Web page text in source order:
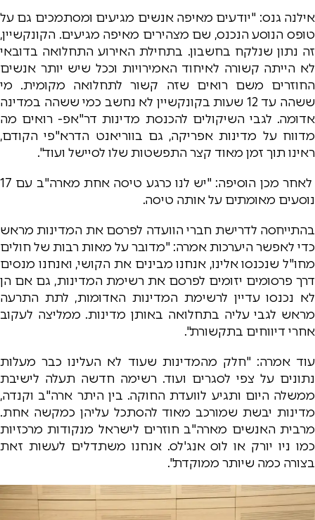
אילנה גנס: "יודעים מאיפה אנשים מגיעים ומסתמכים גם על
טופס הנוסע הנכנס, שם מצהירים מאיפה מגיעים. הקונקשיין,
זה נתון שנלקח בחשבון. בתחילת האירוע התחלואה בדובאי
לא הייתה קשורה לאיחוד האמירויות וככל שיש יותר אנשים
החוזרים משם רואים שזה קשור לתחלואה מקומית. מי
ששהה עד 12 שעות בקונקשיין לא נחשב כמי ששהה במדינה
אדומה. לגבי השיקולים להכנסת מדינות דר"אפ- רואים מה
מדווח על מדינות אפריקה, גם בווריאנט הדרא"פי הקודם,
ראינו תוך זמן מאוד קצר התפשטות שלו לסיישל ועוד".
לאחר מכן הוסיפה: "יש לנו כרגע טיסה אחת מארה"ב עם 17
נוסעים מאומתים על אותה טיסה.
בהתייחסה לדרישת חברי הוועדה לפרסם את המדינות מראש
כדי לאפשר היערכות אמרה: "מדובר על מאות רבות של חולים
מחו"ל שנכנסו אלינו, אנחנו מבינים את הקושי, ואנחנו מנסים
דרך פרסומים יזומים לפרסם את רשימת המדינות, גם אם הן
לא נכנסו עדיין לרשימת המדינות האדומות, לתת התרעה
מראש לגבי עליה בתחלואה באותן מדינות. ממליצה לעקוב
אחרי דיווחים בתקשורת".
עוד אמרה: "חלק מהמדינות שעוד לא העלינו כבר מעלות
נתונים על צפי לסגרים ועוד. רשימה חדשה תעלה לישיבת
ממשלה היום ותגיע לוועדת החוקה. בין היתר ארה"ב וקנדה,
מדינות יבשת שמורכב מאוד להסתכל עליהן כמקשה אחת.
מרבית האנשים מארה"ב חוזרים לישראל מנקודות מרכזיות
כמו ניו יורק או לוס אנג'לס. אנחנו משתדלים לעשות זאת
בצורה כמה שיותר ממוקדת".